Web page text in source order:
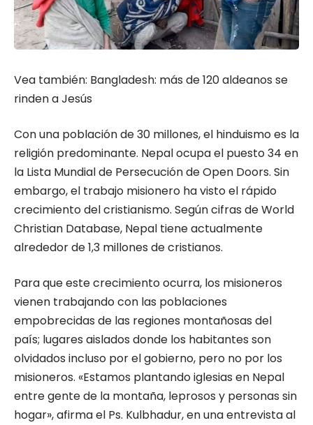
Vea también: Bangladesh: más de 120 aldeanos se
rinden a Jesús
Con una población de 30 millones, el hinduismo es la
religión predominante. Nepal ocupa el puesto 34 en
la Lista Mundial de Persecución de Open Doors. Sin
embargo, el trabajo misionero ha visto el rápido
crecimiento del cristianismo. Según cifras de World
Christian Database, Nepal tiene actualmente
alrededor de 1,3 millones de cristianos.
Para que este crecimiento ocurra, los misioneros
vienen trabajando con las poblaciones
empobrecidas de las regiones montañosas del
país; lugares aislados donde los habitantes son
olvidados incluso por el gobierno, pero no por los
misioneros. «Estamos plantando iglesias en Nepal
entre gente de la montaña, leprosos y personas sin
hogar», afirma el Ps. Kulbhadur, en una entrevista al